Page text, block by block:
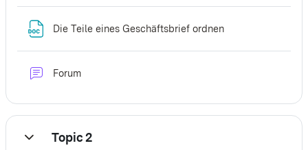
Die Teile eines Geschäftsbrief ordnen
Forum
EinklappenTopic 2